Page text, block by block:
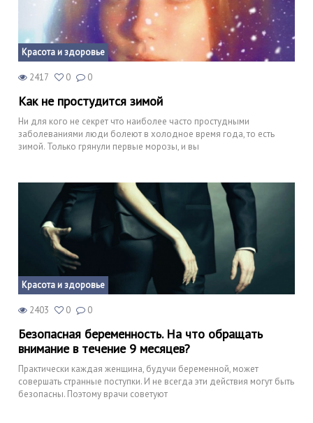
Красота и здоровье
2417 0 0
Как не простудится зимой
Ни для кого не секрет что наиболее часто простудными
заболеваниями люди болеют в холодное время года, то есть
зимой. Только грянули первые морозы, и вы
Красота и здоровье
2403 0 0
Безопасная беременность. На что обращать
внимание в течение 9 месяцев?
Практически каждая женщина, будучи беременной, может
совершать странные поступки. И не всегда эти действия могут быть
безопасны. Поэтому врачи советуют